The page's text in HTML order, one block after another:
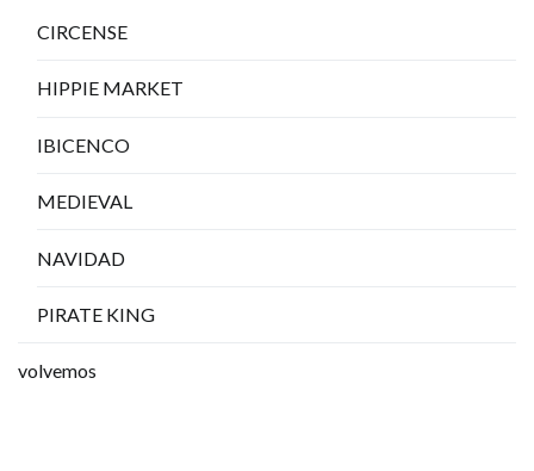
CIRCENSE
HIPPIE MARKET
IBICENCO
MEDIEVAL
NAVIDAD
PIRATE KING
volvemos